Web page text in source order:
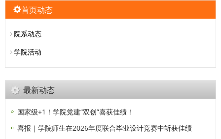
首页动态
院系动态
学院活动
最新动态
国家级+1！学院党建“双创”喜获佳绩！
喜报｜学院师生在2026年度联合毕业设计竞赛中斩获佳绩